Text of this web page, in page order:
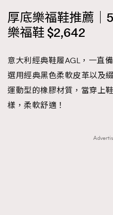
厚底樂福鞋推薦｜
樂福鞋 $2,642
意大利經典鞋履AGL，一直
選用經典黑色柔軟皮革以及
運動型的橡膠材質，當穿上
樣，柔軟舒適！